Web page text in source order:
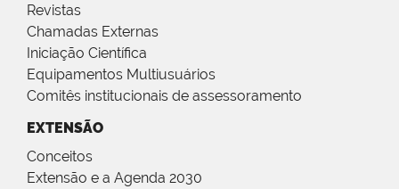
Revistas
Chamadas Externas
Iniciação Científica
Equipamentos Multiusuários
Comitês institucionais de assessoramento
EXTENSÃO
Conceitos
Extensão e a Agenda 2030